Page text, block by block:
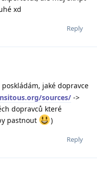
xd
Reply
jaké dopravce
sources/ ->
dopravců které
pastnout
)
Reply